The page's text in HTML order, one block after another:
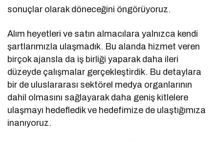
sonuçlar olarak döneceğini öngörüyoruz.
Alım heyetleri ve satın almacılara yalnızca kendi
şartlarımızla ulaşmadık. Bu alanda hizmet veren
birçok ajansla da iş birliği yaparak daha ileri
düzeyde çalışmalar gerçekleştirdik. Bu detaylara
bir de uluslararası sektörel medya organlarının
dahil olmasını sağlayarak daha geniş kitlelere
ulaşmayı hedefledik ve hedefimize de ulaştığımıza
inanıyoruz.